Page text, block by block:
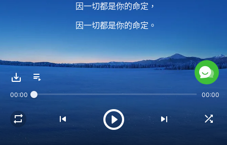
因一切都是你的命定，
因一切都是你的命定。
2 我不注重什麽地位，
硫磺火湖裏面，
00:00 00:00